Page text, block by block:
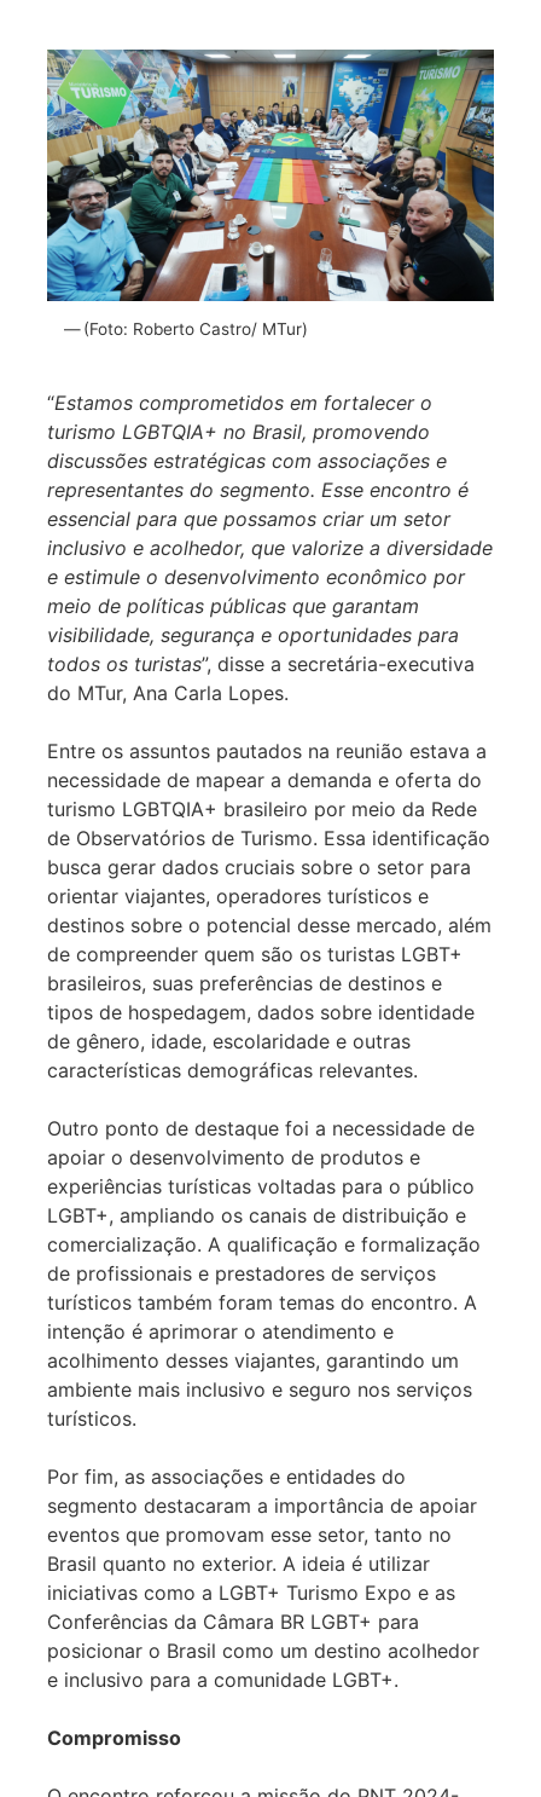
(Foto: Roberto Castro/ MTur)
“Estamos comprometidos em fortalecer o
turismo LGBTQIA+ no Brasil, promovendo
discussões estratégicas com associações e
representantes do segmento. Esse encontro é
essencial para que possamos criar um setor
inclusivo e acolhedor, que valorize a diversidade
e estimule o desenvolvimento econômico por
meio de políticas públicas que garantam
visibilidade, segurança e oportunidades para
todos os turistas”, disse a secretária-executiva
do MTur, Ana Carla Lopes.
Entre os assuntos pautados na reunião estava a
necessidade de mapear a demanda e oferta do
turismo LGBTQIA+ brasileiro por meio da Rede
de Observatórios de Turismo. Essa identificação
busca gerar dados cruciais sobre o setor para
orientar viajantes, operadores turísticos e
destinos sobre o potencial desse mercado, além
de compreender quem são os turistas LGBT+
brasileiros, suas preferências de destinos e
tipos de hospedagem, dados sobre identidade
de gênero, idade, escolaridade e outras
características demográficas relevantes.
Outro ponto de destaque foi a necessidade de
apoiar o desenvolvimento de produtos e
experiências turísticas voltadas para o público
LGBT+, ampliando os canais de distribuição e
comercialização. A qualificação e formalização
de profissionais e prestadores de serviços
turísticos também foram temas do encontro. A
intenção é aprimorar o atendimento e
acolhimento desses viajantes, garantindo um
ambiente mais inclusivo e seguro nos serviços
turísticos.
Por fim, as associações e entidades do
segmento destacaram a importância de apoiar
eventos que promovam esse setor, tanto no
Brasil quanto no exterior. A ideia é utilizar
iniciativas como a LGBT+ Turismo Expo e as
Conferências da Câmara BR LGBT+ para
posicionar o Brasil como um destino acolhedor
e inclusivo para a comunidade LGBT+.
Compromisso